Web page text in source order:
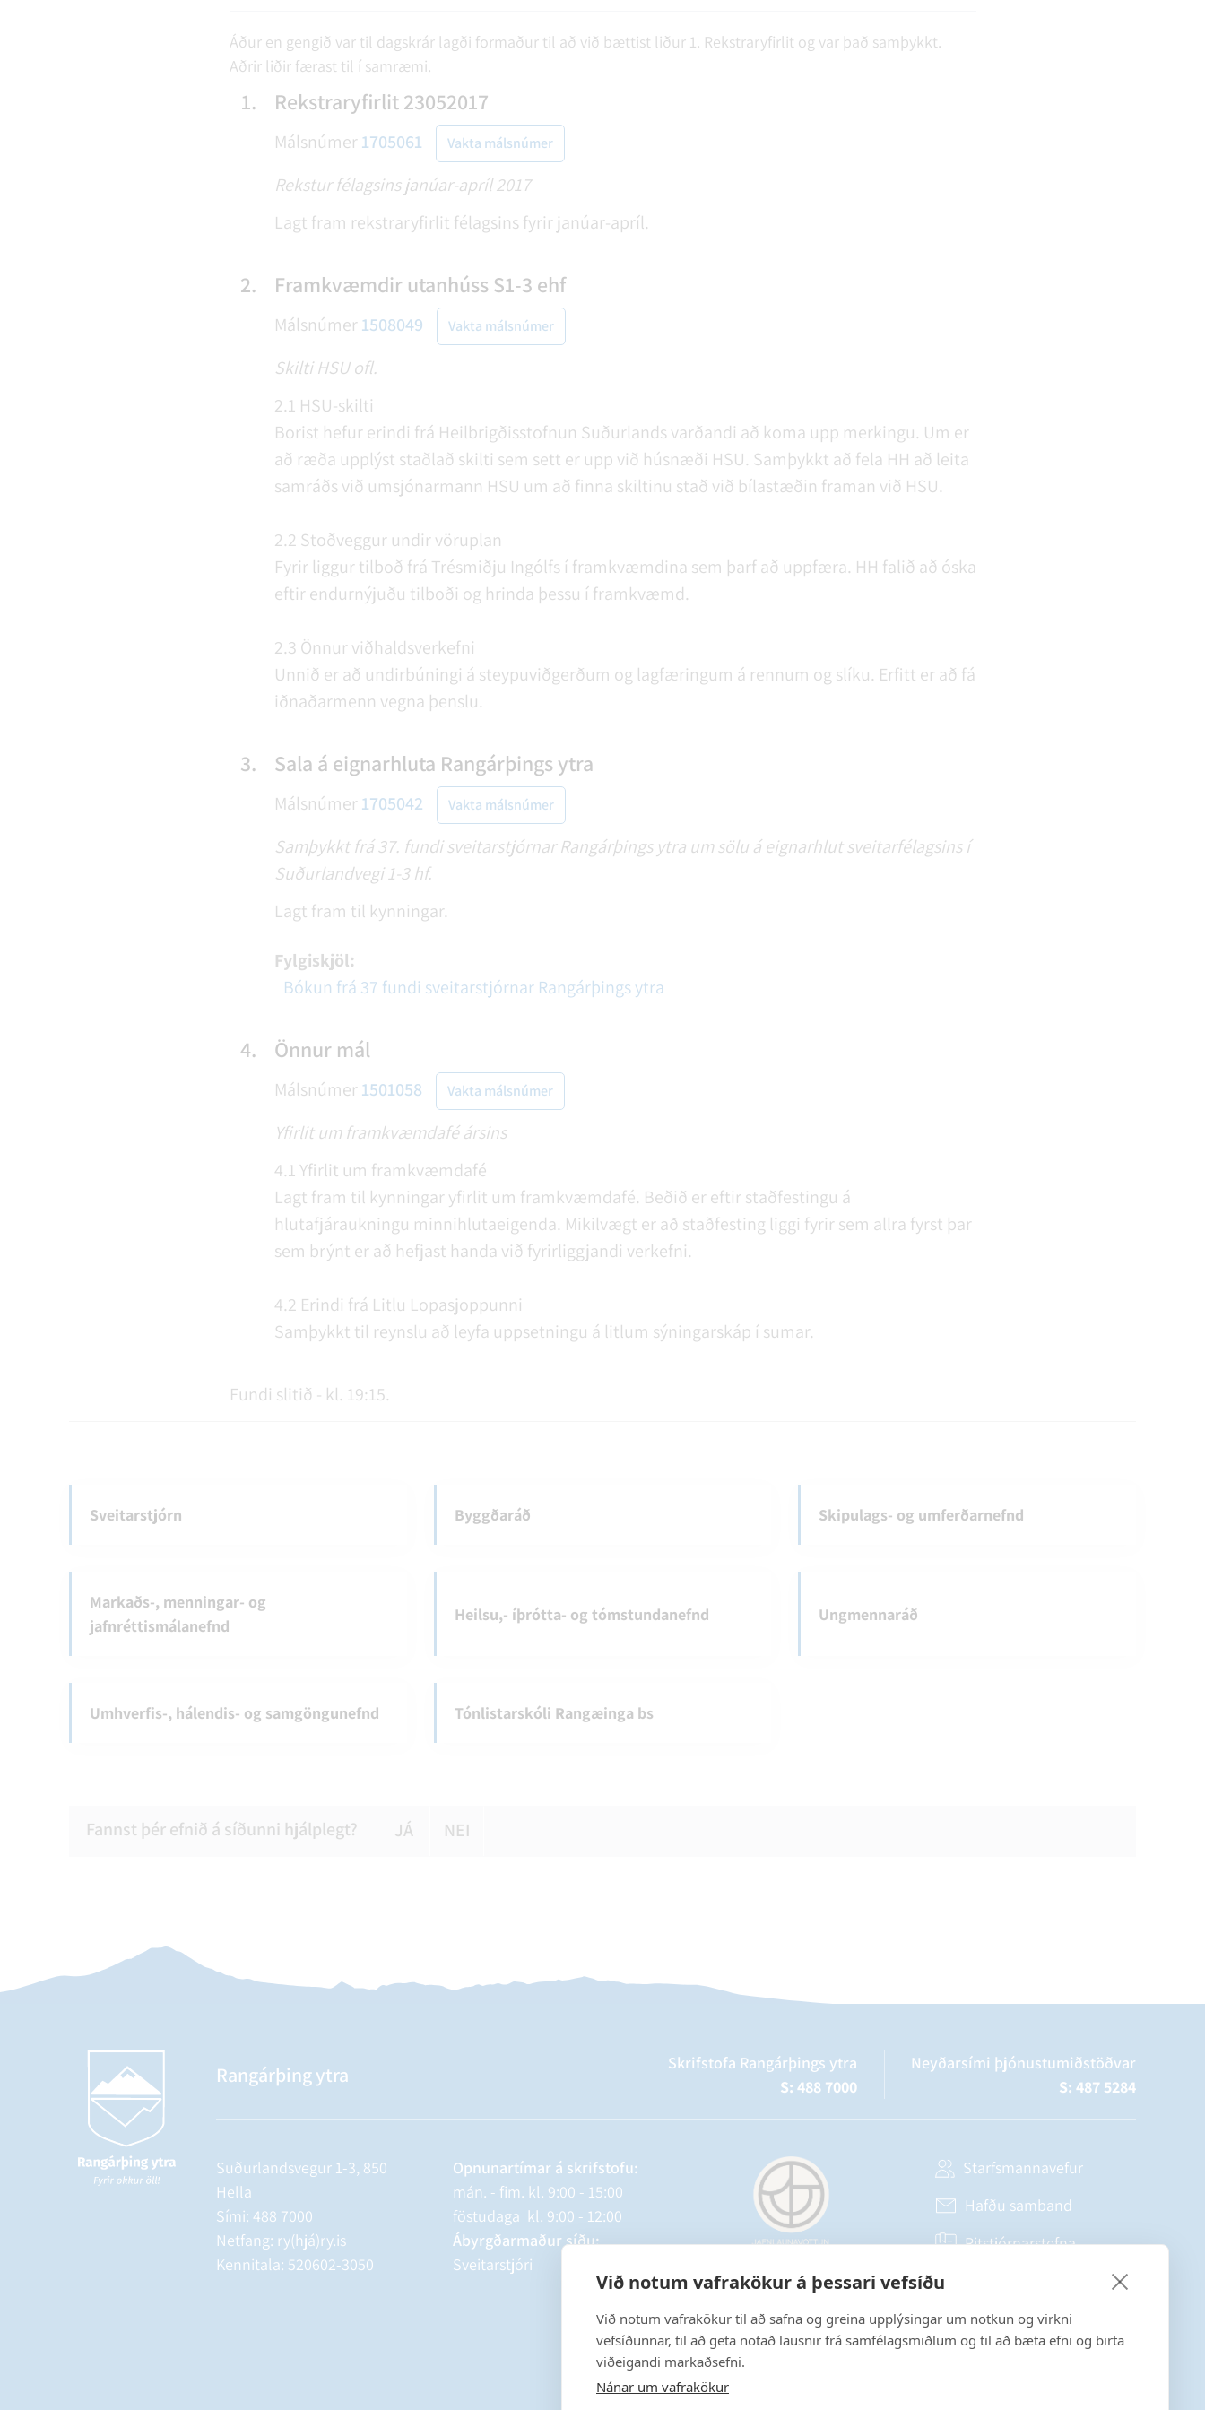
Við notum vafrakökur á þessari vefsíðu
Við notum vafrakökur til að safna og greina upplýsingar um notkun og virkni
vefsíðunnar, til að geta notað lausnir frá samfélagsmiðlum og til að bæta efni og birta
viðeigandi markaðsefni.
Nánar um vafrakökur
Áður en gengið var til dagskrár lagði formaður til að við bættist liður 1. Rekstraryfirlit og var það samþykkt.
Aðrir liðir færast til í samræmi.
1. Rekstraryfirlit 23052017
Málsnúmer1705061 Vakta málsnúmer
Rekstur félagsins janúar-apríl 2017
Lagt fram rekstraryfirlit félagsins fyrir janúar-apríl.
2. Framkvæmdir utanhúss S1-3 ehf
Málsnúmer1508049 Vakta málsnúmer
Skilti HSU ofl.
2.1 HSU-skilti
Borist hefur erindi frá Heilbrigðisstofnun Suðurlands varðandi að koma upp merkingu. Um er
að ræða upplýst staðlað skilti sem sett er upp við húsnæði HSU. Samþykkt að fela HH að leita
samráðs við umsjónarmann HSU um að finna skiltinu stað við bílastæðin framan við HSU.
2.2 Stoðveggur undir vöruplan
Fyrir liggur tilboð frá Trésmiðju Ingólfs í framkvæmdina sem þarf að uppfæra. HH falið að óska
eftir endurnýjuðu tilboði og hrinda þessu í framkvæmd.
2.3 Önnur viðhaldsverkefni
Unnið er að undirbúningi á steypuviðgerðum og lagfæringum á rennum og slíku. Erfitt er að fá
iðnaðarmenn vegna þenslu.
3. Sala á eignarhluta Rangárþings ytra
Málsnúmer1705042 Vakta málsnúmer
Samþykkt frá 37. fundi sveitarstjórnar Rangárþings ytra um sölu á eignarhlut sveitarfélagsins í
Suðurlandvegi 1-3 hf.
Lagt fram til kynningar.
Fylgiskjöl:
Bókun frá 37 fundi sveitarstjórnar Rangárþings ytra
4. Önnur mál
Málsnúmer1501058 Vakta málsnúmer
Yfirlit um framkvæmdafé ársins
4.1 Yfirlit um framkvæmdafé
Lagt fram til kynningar yfirlit um framkvæmdafé. Beðið er eftir staðfestingu á
hlutafjáraukningu minnihlutaeigenda. Mikilvægt er að staðfesting liggi fyrir sem allra fyrst þar
sem brýnt er að hefjast handa við fyrirliggjandi verkefni.
4.2 Erindi frá Litlu Lopasjoppunni
Samþykkt til reynslu að leyfa uppsetningu á litlum sýningarskáp í sumar.
Fundi slitið - kl. 19:15.
Sveitarstjórn Byggðaráð Skipulags- og umferðarnefnd
Markaðs-, menningar- og
jafnréttismálanefnd
Heilsu,- íþrótta- og tómstundanefnd Ungmennaráð
Umhverfis-, hálendis- og samgöngunefnd Tónlistarskóli Rangæinga bs
Fannst þér efnið á síðunni hjálplegt? JÁ NEI
Rangárþing ytra
Skrifstofa Rangárþings ytra
S: 488 7000
Neyðarsími þjónustumiðstöðvar
S: 487 5284
Suðurlandsvegur 1-3, 850
Hella
Sími: 488 7000
Netfang: ry(hjá)ry.is
Kennitala: 520602-3050
Opnunartímar á skrifstofu:
mán. - fim. kl. 9:00 - 15:00
föstudaga kl. 9:00 - 12:00
Ábyrgðarmaður síðu:
Sveitarstjóri
Starfsmannavefur
Hafðu samband
Ritstjórnarstefna
Fylgstu með á Facebook